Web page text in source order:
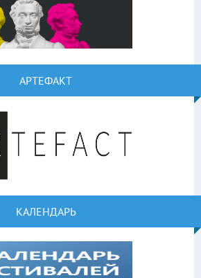
АРТЕФАКТ
КАЛЕНДАРЬ